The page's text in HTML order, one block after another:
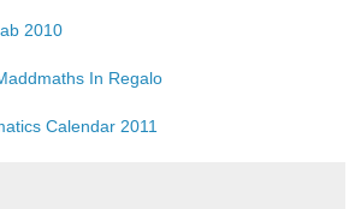
2010
In Regalo
Calendar 2011